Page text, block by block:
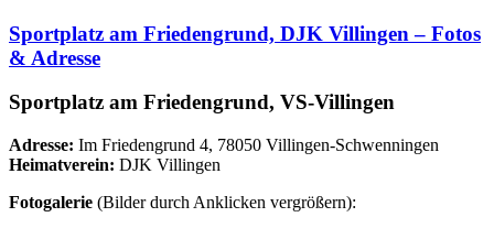
Sportplatz am Friedengrund, DJK Villingen – Fotos
& Adresse
Sportplatz am Friedengrund, VS-Villingen
Adresse: Im Friedengrund 4, 78050 Villingen-Schwenningen
Heimatverein: DJK Villingen
Fotogalerie (Bilder durch Anklicken vergrößern):